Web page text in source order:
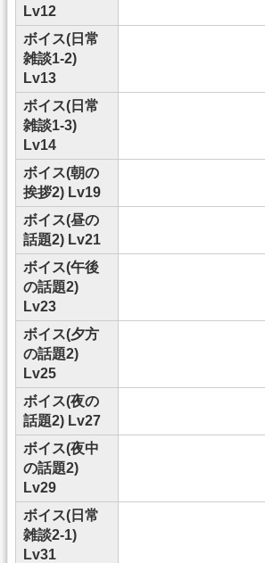
Lv12
ボイス(日常
雑談1-2)
Lv13
ボイス(日常
雑談1-3)
Lv14
ボイス(朝の
挨拶2) Lv19
ボイス(昼の
話題2) Lv21
ボイス(午後
の話題2)
Lv23
ボイス(夕方
の話題2)
Lv25
ボイス(夜の
話題2) Lv27
ボイス(夜中
の話題2)
Lv29
ボイス(日常
雑談2-1)
Lv31